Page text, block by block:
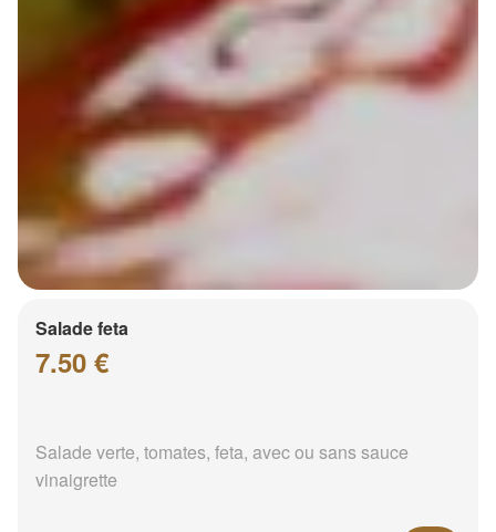
Salade feta
7.50 €
Salade verte, tomates, feta, avec ou sans sauce
vinaigrette